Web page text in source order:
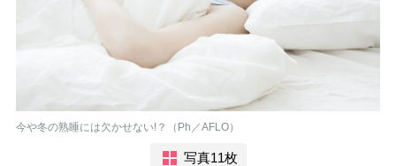
今や冬の熟睡には欠かせない!？（Ph／AFLO）
写真11枚